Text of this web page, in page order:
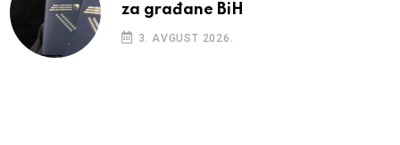
za građane BiH
3. AVGUST 2026.